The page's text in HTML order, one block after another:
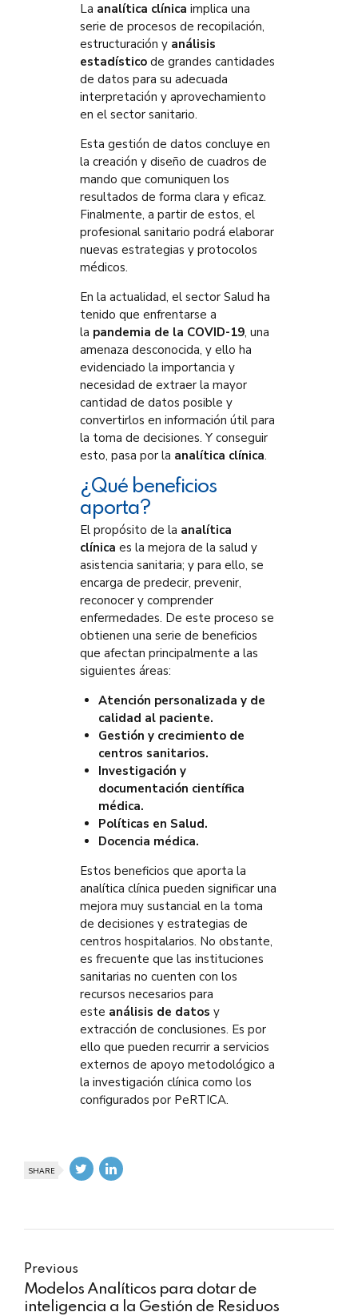
La analítica clínica implica una
serie de procesos de recopilación,
estructuración y análisis
estadístico de grandes cantidades
de datos para su adecuada
interpretación y aprovechamiento
en el sector sanitario.
Esta gestión de datos concluye en
la creación y diseño de cuadros de
mando que comuniquen los
resultados de forma clara y eficaz.
Finalmente, a partir de estos, el
profesional sanitario podrá elaborar
nuevas estrategias y protocolos
médicos.
En la actualidad, el sector Salud ha
tenido que enfrentarse a
la pandemia de la COVID-19, una
amenaza desconocida, y ello ha
evidenciado la importancia y
necesidad de extraer la mayor
cantidad de datos posible y
convertirlos en información útil para
la toma de decisiones. Y conseguir
esto, pasa por la analítica clínica.
¿Qué beneficios
aporta?
El propósito de la analítica
clínica es la mejora de la salud y
asistencia sanitaria; y para ello, se
encarga de predecir, prevenir,
reconocer y comprender
enfermedades. De este proceso se
obtienen una serie de beneficios
que afectan principalmente a las
siguientes áreas:
Atención personalizada y de
calidad al paciente.
Gestión y crecimiento de
centros sanitarios.
Investigación y
documentación científica
médica.
Políticas en Salud.
Docencia médica.
Estos beneficios que aporta la
analítica clínica pueden significar una
mejora muy sustancial en la toma
de decisiones y estrategias de
centros hospitalarios. No obstante,
es frecuente que las instituciones
sanitarias no cuenten con los
recursos necesarios para
este análisis de datos y
extracción de conclusiones. Es por
ello que pueden recurrir a servicios
externos de apoyo metodológico a
la investigación clínica como los
configurados por PeRTICA.
SHARE
Previous
Modelos Analíticos para dotar de
inteligencia a la Gestión de Residuos